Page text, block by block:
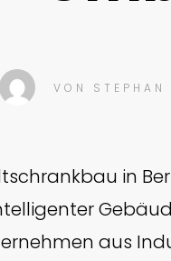
VON STEPHAN
in
aus